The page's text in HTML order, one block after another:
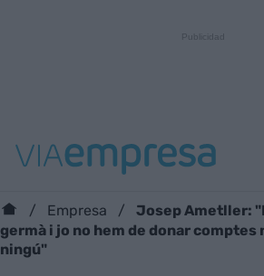
Empresa
Josep Ametller:
germà i jo no hem de donar comptes
ningú"